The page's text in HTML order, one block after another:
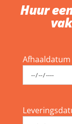
Huur
Afhaaldatum